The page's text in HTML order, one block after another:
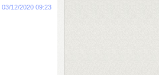
03/12/2020 09:23